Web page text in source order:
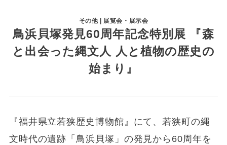
その他 | 展覧会・展示会
鳥浜貝塚発見60周年記念特別展 『森
と出会った縄文人 人と植物の歴史の
始まり』
『福井県立若狭歴史博物館』にて、若狭町の縄
文時代の遺跡「鳥浜貝塚」の発見から60周年を